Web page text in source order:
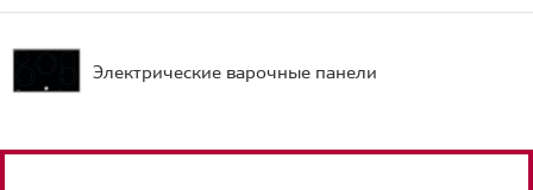
Электрические варочные панели